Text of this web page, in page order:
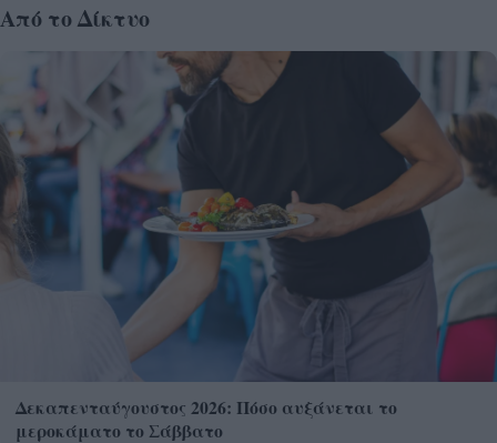
Από το Δίκτυο
Δεκαπενταύγουστος 2026: Πόσο αυξάνεται το
μεροκάματο το Σάββατο